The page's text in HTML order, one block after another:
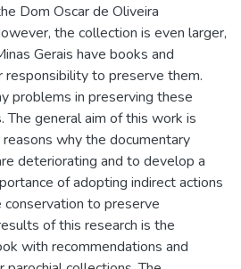
Dom Oscar de Oliveira
the collection is even larger,
Gerais have books and
responsibility to preserve them.
problems in preserving these
The general aim of this work is
why the documentary
deteriorating and to develop a
of adopting indirect actions
to preserve
of this research is the
with recommendations and